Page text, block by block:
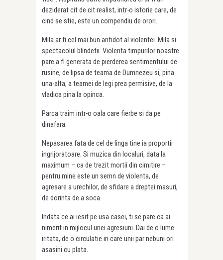
deziderat cit de cit realist, intr-o istorie care, de
cind se stie, este un compendiu de orori.
Mila ar fi cel mai bun antidot al violentei. Mila si
spectacolul blindetii. Violenta timpurilor noastre
pare a fi generata de pierderea sentimentului de
rusine, de lipsa de teama de Dumnezeu si, pina
una-alta, a teamei de legi prea permisive, de la
vladica pina la opinca.
Parca traim intr-o oala care fierbe si da pe
dinafara.
Nepasarea fata de cel de linga tine ia proportii
ingrijoratoare. Si muzica din localuri, data la
maximum – ca de trezit mortii din cimitire –
pentru mine este un semn de violenta, de
agresare a urechilor, de sfidare a dreptei masuri,
de dorinta de a soca.
Indata ce ai iesit pe usa casei, ti se pare ca ai
nimerit in mijlocul unei agresiuni. Dai de o lume
iritata, de o circulatie in care unii par nebuni ori
asasini cu plata.